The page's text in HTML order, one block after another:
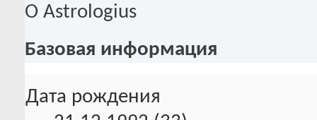
О Astrologius
Базовая информация
Дата рождения